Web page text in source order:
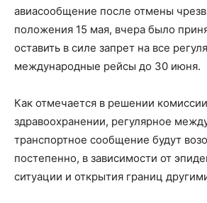
авиасообщение после отмены
положения 15 мая, вчера было
оставить в силе запрет на все
международные рейсы до 30 июня.
Как отмечается в решении
здравоохранении, регулярное
транспортное сообщение будут
постепенно, в зависимости от
ситуации и открытия границ